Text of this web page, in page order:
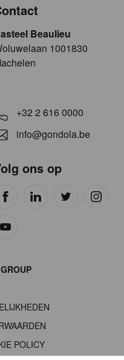
Beaulieu
1001830
+32 2 616 0000
info@gondola.be
ons op
POLICY